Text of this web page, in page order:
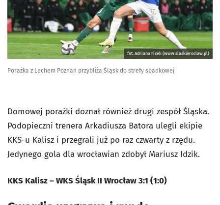
fot. Adriana Ficek (www.slaskwroclaw.pl)
Porażka z Lechem Poznań przybliża Śląsk do strefy spadkowej
Domowej porażki doznał również drugi zespół Śląska.
Podopieczni trenera Arkadiusza Batora ulegli ekipie
KKS-u Kalisz i przegrali już po raz czwarty z rzędu.
Jedynego gola dla wrocławian zdobył Mariusz Idzik.
KKS Kalisz – WKS Śląsk II Wrocław 3:1 (1:0)